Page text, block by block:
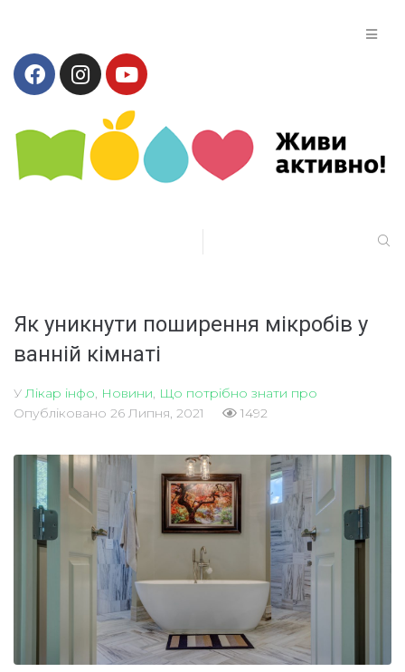
Як уникнути поширення мікробів у
ванній кімнаті
У Лікар інфо Новини Що потрібно знати про
Опубліковано 26 Липня, 2021 1492